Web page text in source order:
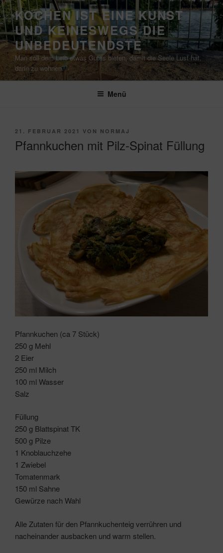
Zum
Inhalt
springen
KOCHEN IST EINE KUNST
UND KEINESWEGS DIE
UNBEDEUTENDSTE
Man soll dem Leib etwas Gutes bieten, damit die Seele Lust hat,
darin zu wohnen.
Menü
VERÖFFENTLICHT
21. FEBRUAR 2021 VON NORMAJ
Pfannkuchen mit Pilz-Spinat Füllung
Pfannkuchen (ca 7 Stück)
250 g Mehl
2 Eier
250 ml Milch
100 ml Wasser
Salz
Füllung
250 g Blattspinat TK
500 g Pilze
1 Knoblauchzehe
1 Zwiebel
Tomatenmark
150 ml Sahne
Gewürze nach Wahl
Alle Zutaten für den Pfannkuchenteig verrühren und
nacheinander ausbacken und warm stellen.